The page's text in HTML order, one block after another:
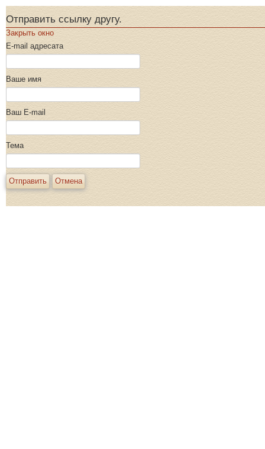
Отправить ссылку другу.
Закрыть окно
E-mail адресата
Ваше имя
Ваш E-mail
Тема
Отправить Отмена